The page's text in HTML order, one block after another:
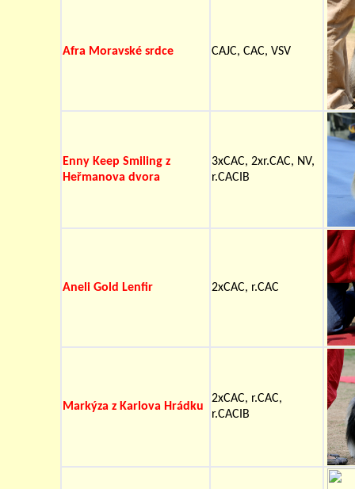
Afra Moravské srdce CAJC, CAC, VSV
Enny Keep Smiling z
Heřmanova dvora
3xCAC, 2xr.CAC, NV,
r.CACIB
Aneli Gold Lenfir 2xCAC, r.CAC
Markýza z Karlova Hrádku
2xCAC, r.CAC,
r.CACIB